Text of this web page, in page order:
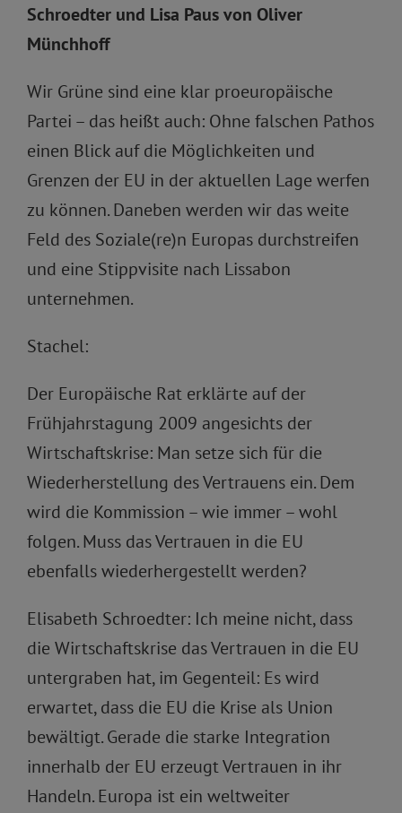
Schroedter und Lisa Paus von Oliver
Münchhoff
Wir Grüne sind eine klar proeuropäische
Partei – das heißt auch: Ohne falschen Pathos
einen Blick auf die Möglichkeiten und
Grenzen der EU in der aktuellen Lage werfen
zu können. Daneben werden wir das weite
Feld des Soziale(re)n Europas durchstreifen
und eine Stippvisite nach Lissabon
unternehmen.
Stachel:
Der Europäische Rat erklärte auf der
Frühjahrstagung 2009 angesichts der
Wirtschaftskrise: Man setze sich für die
Wiederherstellung des Vertrauens ein. Dem
wird die Kommission – wie immer – wohl
folgen. Muss das Vertrauen in die EU
ebenfalls wiederhergestellt werden?
Elisabeth Schroedter: Ich meine nicht, dass
die Wirtschaftskrise das Vertrauen in die EU
untergraben hat, im Gegenteil: Es wird
erwartet, dass die EU die Krise als Union
bewältigt. Gerade die starke Integration
innerhalb der EU erzeugt Vertrauen in ihr
Handeln. Europa ist ein weltweiter